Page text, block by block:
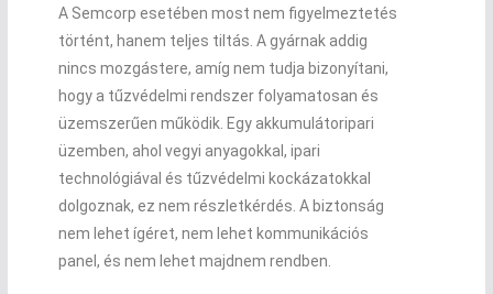
A Semcorp esetében most nem figyelmeztetés
történt, hanem teljes tiltás. A gyárnak addig
nincs mozgástere, amíg nem tudja bizonyítani,
hogy a tűzvédelmi rendszer folyamatosan és
üzemszerűen működik. Egy akkumulátoripari
üzemben, ahol vegyi anyagokkal, ipari
technológiával és tűzvédelmi kockázatokkal
dolgoznak, ez nem részletkérdés. A biztonság
nem lehet ígéret, nem lehet kommunikációs
panel, és nem lehet majdnem rendben.